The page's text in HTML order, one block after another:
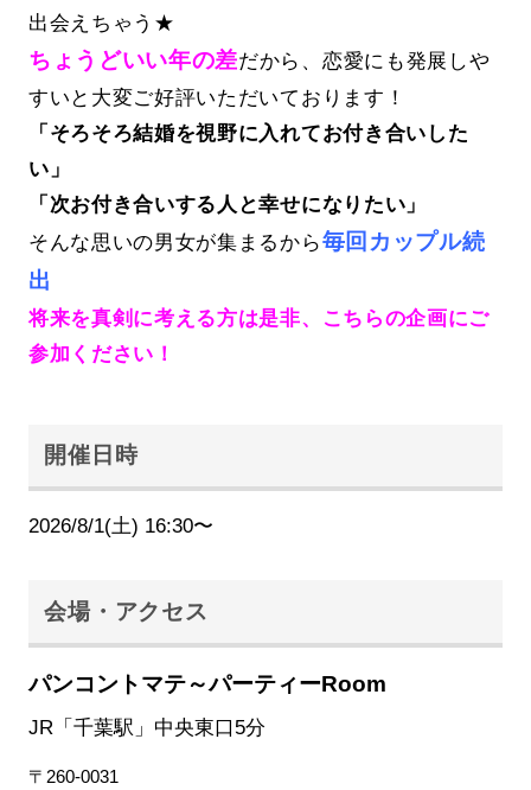
出会えちゃう★
ちょうどいい年の差だから、恋愛にも発展しや
すいと大変ご好評いただいております！
「そろそろ結婚を視野に入れてお付き合いした
い」
「次お付き合いする人と幸せになりたい」
そんな思いの男女が集まるから毎回カップル続
出
将来を真剣に考える方は是非、こちらの企画にご
参加ください！
開催日時
2026/8/1(土) 16:30〜
会場・アクセス
パンコントマテ～パーティーRoom
JR「千葉駅」中央東口5分
〒260-0031